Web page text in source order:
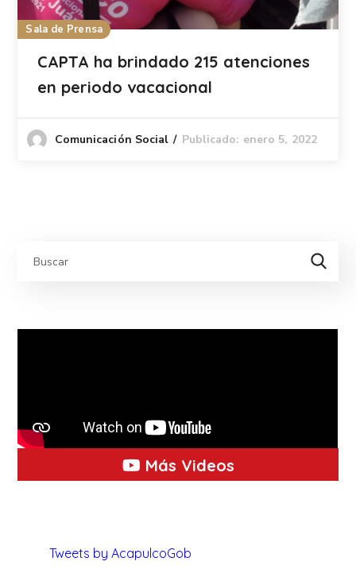
Sala de Prensa
CAPTA ha brindado 215 atenciones
en periodo vacacional
Comunicación Social Publicado: enero 5, 2022
Más Videos
Tweets by AcapulcoGob